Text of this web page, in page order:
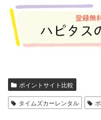
ポイントサイト比較
タイムズカーレンタル